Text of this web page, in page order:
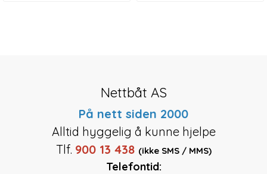
Nettbåt AS
På nett siden 2000
Alltid hyggelig å kunne hjelpe
Tlf. 900 13 438 (ikke SMS / MMS)
Telefontid: